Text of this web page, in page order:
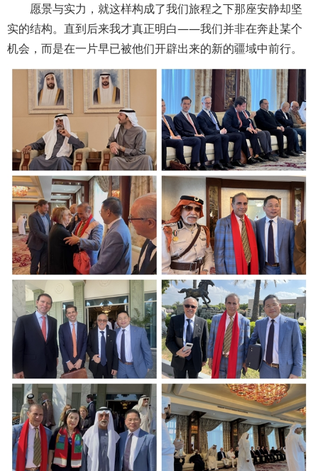
愿景与实力，就这样构成了我们旅程之下那座安静却坚
实的结构。直到后来我才真正明白——我们并非在奔赴某个
机会，而是在一片早已被他们开辟出来的新的疆域中前行。